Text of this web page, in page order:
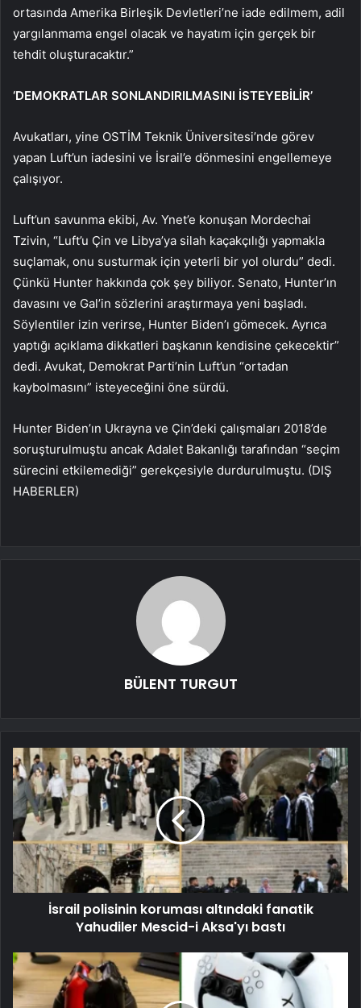
ortasında Amerika Birleşik Devletleri’ne iade edilmem, adil
yargılanmama engel olacak ve hayatım için gerçek bir
tehdit oluşturacaktır.”
‘DEMOKRATLAR SONLANDIRILMASINI İSTEYEBİLİR’
Avukatları, yine OSTİM Teknik Üniversitesi’nde görev
yapan Luft’un iadesini ve İsrail’e dönmesini engellemeye
çalışıyor.
Luft’un savunma ekibi, Av. Ynet’e konuşan Mordechai
Tzivin, “Luft’u Çin ve Libya’ya silah kaçakçılığı yapmakla
suçlamak, onu susturmak için yeterli bir yol olurdu” dedi.
Çünkü Hunter hakkında çok şey biliyor. Senato, Hunter’ın
davasını ve Gal’in sözlerini araştırmaya yeni başladı.
Söylentiler izin verirse, Hunter Biden’ı gömecek. Ayrıca
yaptığı açıklama dikkatleri başkanın kendisine çekecektir”
dedi. Avukat, Demokrat Parti’nin Luft’un “ortadan
kaybolmasını” isteyeceğini öne sürdü.
Hunter Biden’ın Ukrayna ve Çin’deki çalışmaları 2018’de
soruşturulmuştu ancak Adalet Bakanlığı tarafından “seçim
sürecini etkilemediği” gerekçesiyle durdurulmuştu. (DIŞ
HABERLER)
BÜLENT TURGUT
İsrail polisinin koruması altındaki fanatik
Yahudiler Mescid-i Aksa'yı bastı